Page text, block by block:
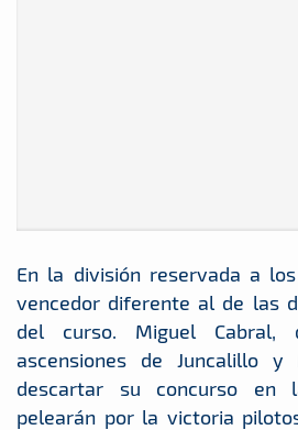
En la división reservada a
vencedor diferente al de las
del curso. Miguel Cabral,
ascensiones de Juncalillo y
descartar su concurso en
pelearán por la victoria